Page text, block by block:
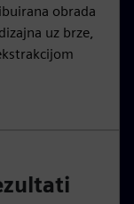
obrada
uz brze,